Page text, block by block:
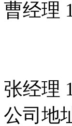
曹经理
张经理
公司地